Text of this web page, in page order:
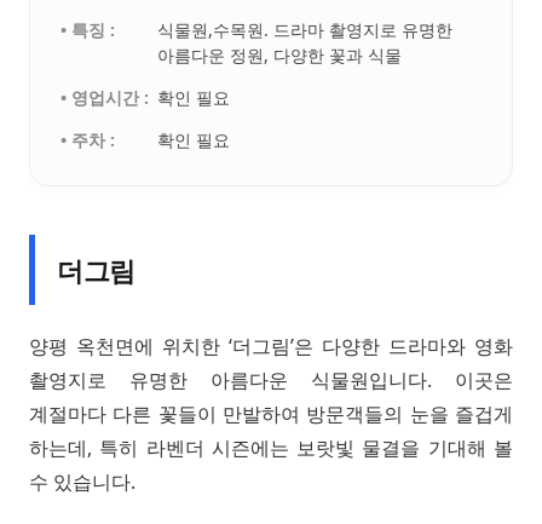
• 특징 :
식물원,수목원. 드라마 촬영지로 유명한
아름다운 정원, 다양한 꽃과 식물
• 영업시간 : 확인 필요
• 주차 :
확인 필요
더그림
양평 옥천면에 위치한 ‘더그림’은 다양한 드라마와 영화
촬영지로 유명한 아름다운 식물원입니다. 이곳은
계절마다 다른 꽃들이 만발하여 방문객들의 눈을 즐겁게
하는데, 특히 라벤더 시즌에는 보랏빛 물결을 기대해 볼
수 있습니다.